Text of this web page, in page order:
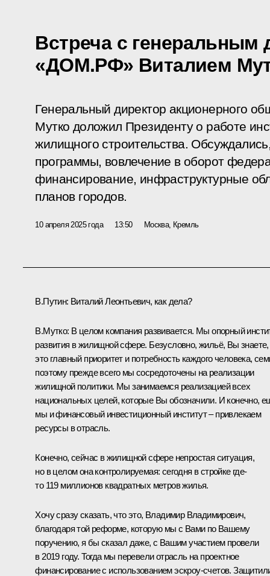
Встреча с генеральным
«ДОМ.РФ» Виталием
Генеральный директор акционерного
Мутко доложил Президенту о работе
жилищного строительства.
программы, вовлечение в оборот
финансирование, инфраструктурные
планов городов.
10 апреля 2025 года 13:50 Москва, Кремль
В.Путин: Виталий Леонтьевич, как дела?
В.Мутко: В целом компания развивается. Мы опорный
развития в жилищной сфере. Безусловно, жильё, Вы знаете,
это главный приоритет и потребность каждого человека,
поэтому прежде всего мы сосредоточены на реализации
жилищной политики. Мы занимаемся реализацией всех
национальных целей, которые Вы обозначили. И конечно,
мы и финансовый инвестиционный институт – привлекаем
ресурсы в отрасль.
Конечно, сейчас в жилищной сфере непростая ситуация,
но в целом она контролируемая: сегодня в стройке где-
то 119 миллионов квадратных метров жилья.
Хочу сразу сказать, что это, Владимир Владимирович,
благодаря той реформе, которую мы с Вами по Вашему
поручению, я бы сказал даже, с Вашим участием провели
в 2019 году. Тогда мы перевели отрасль на проектное
финансирование с использованием эскроу-счетов.